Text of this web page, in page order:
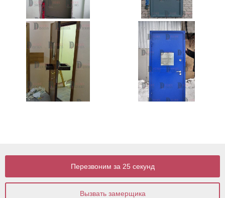
Перезвоним за 25 секунд
Вызвать замерщика